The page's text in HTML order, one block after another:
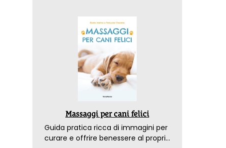
Massaggi per cani felici
Guida pratica ricca di immagini per
curare e offrire benessere al proprio